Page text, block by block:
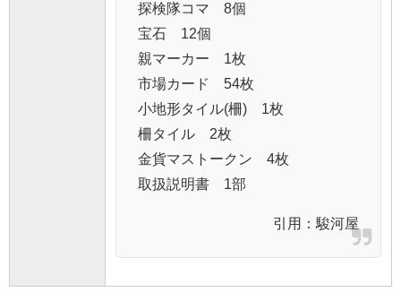
探検隊コマ 8個
宝石 12個
親マーカー 1枚
市場カード 54枚
小地形タイル(柵) 1枚
柵タイル 2枚
金貨マストークン 4枚
取扱説明書 1部
引用： 駿河屋